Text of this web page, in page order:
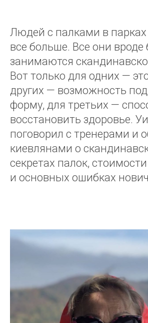
Людей с палками в парках
все больше. Все они вроде
занимаются
Вот только для одних —
других — возможность
форму, для третьих —
восстановить здоровье.
поговорил с тренерами и
киевлянами о
секретах палок,
и основных ошибках